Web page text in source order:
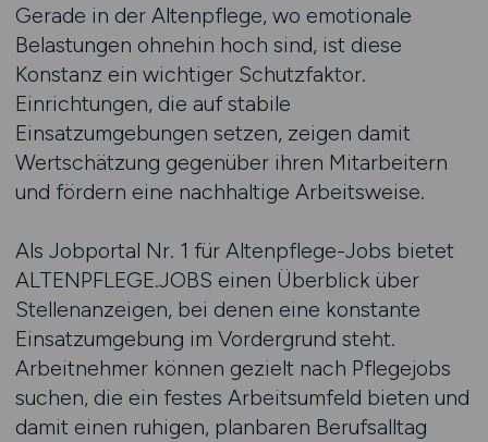
Gerade in der Altenpflege, wo emotionale
Belastungen ohnehin hoch sind, ist diese
Konstanz ein wichtiger Schutzfaktor.
Einrichtungen, die auf stabile
Einsatzumgebungen setzen, zeigen damit
Wertschätzung gegenüber ihren Mitarbeitern
und fördern eine nachhaltige Arbeitsweise.
Als Jobportal Nr. 1 für Altenpflege-Jobs bietet
ALTENPFLEGE.JOBS einen Überblick über
Stellenanzeigen, bei denen eine konstante
Einsatzumgebung im Vordergrund steht.
Arbeitnehmer können gezielt nach Pflegejobs
suchen, die ein festes Arbeitsumfeld bieten und
damit einen ruhigen, planbaren Berufsalltag